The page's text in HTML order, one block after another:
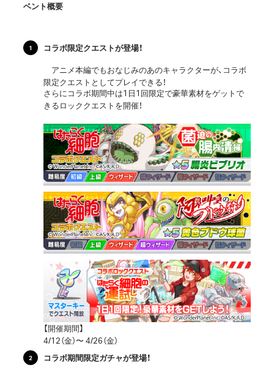
ベント概要
コラボ限定クエストが登場！
アニメ本編でもおなじみのあのキャラクターが、コラボ
限定クエストとしてプレイできる！
さらにコラボ期間中は1日1回限定で豪華素材をゲットで
きるロッククエストを開催！
【開催期間】
4/12（金）〜 4/26（金）
コラボ期間限定ガチャが登場！